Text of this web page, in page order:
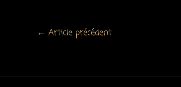
← Article précédent